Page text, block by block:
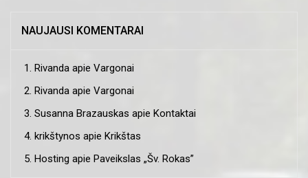
NAUJAUSI KOMENTARAI
Rivanda apie Vargonai
Rivanda apie Vargonai
Susanna Brazauskas apie Kontaktai
krikštynos apie Krikštas
Hosting apie Paveikslas „Šv. Rokas”